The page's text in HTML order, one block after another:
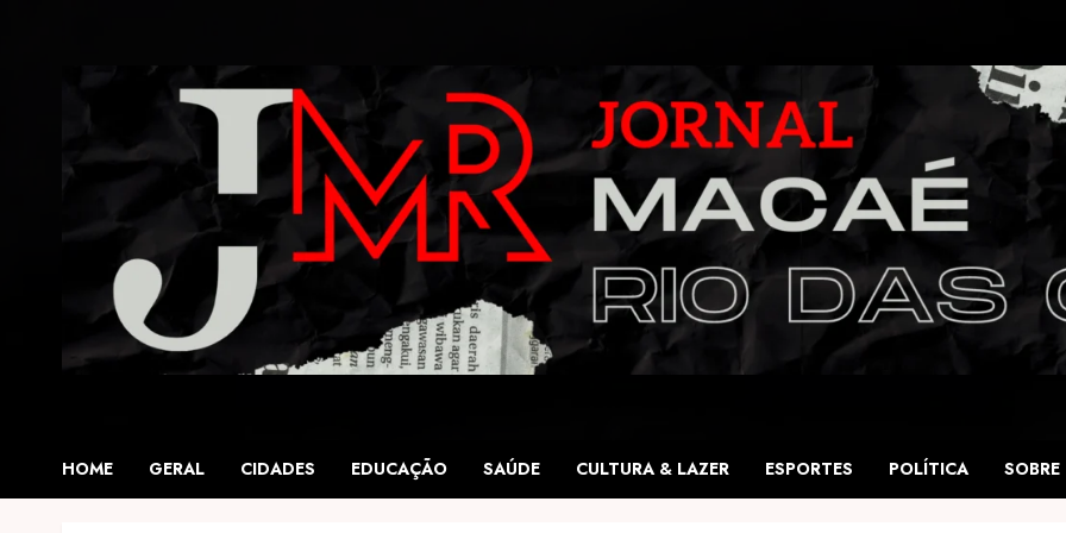
HOME GERAL CIDADES EDUCAÇÃO SAÚDE CULTURA & LAZER ESPORTES POLÍTICA